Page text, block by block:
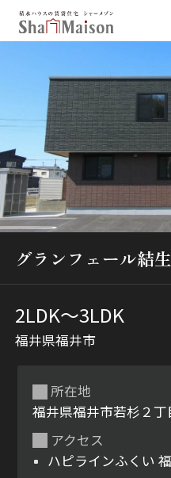
新着メール設定
北海道
中部
関西
九州
通勤・通学時間から探す
地図から探す
人気のカテゴリから探す
グランフェール結生
2LDK〜3LDK
福井県福井市
所在地
福井県福井市若杉２丁
アクセス
ハピラインふくい